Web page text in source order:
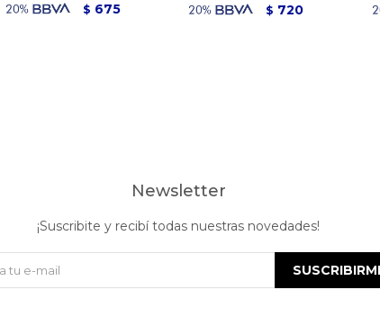
$ 675 $ 720
Newsletter
¡Suscribite y recibí todas nuestras novedades!